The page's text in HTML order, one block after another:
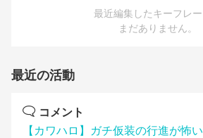
最近編集したキーフレ
まだありません。
最近の活動
コメント
【カワハロ】ガチ仮装の行進が怖